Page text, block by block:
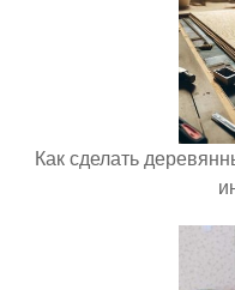
Как сделать